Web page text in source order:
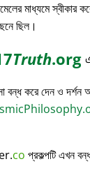
মাধ্যমে স্বীকার
ছিল।
Truth.org
বন্ধ করে দেন ও
co প্রকল্পটি এখন